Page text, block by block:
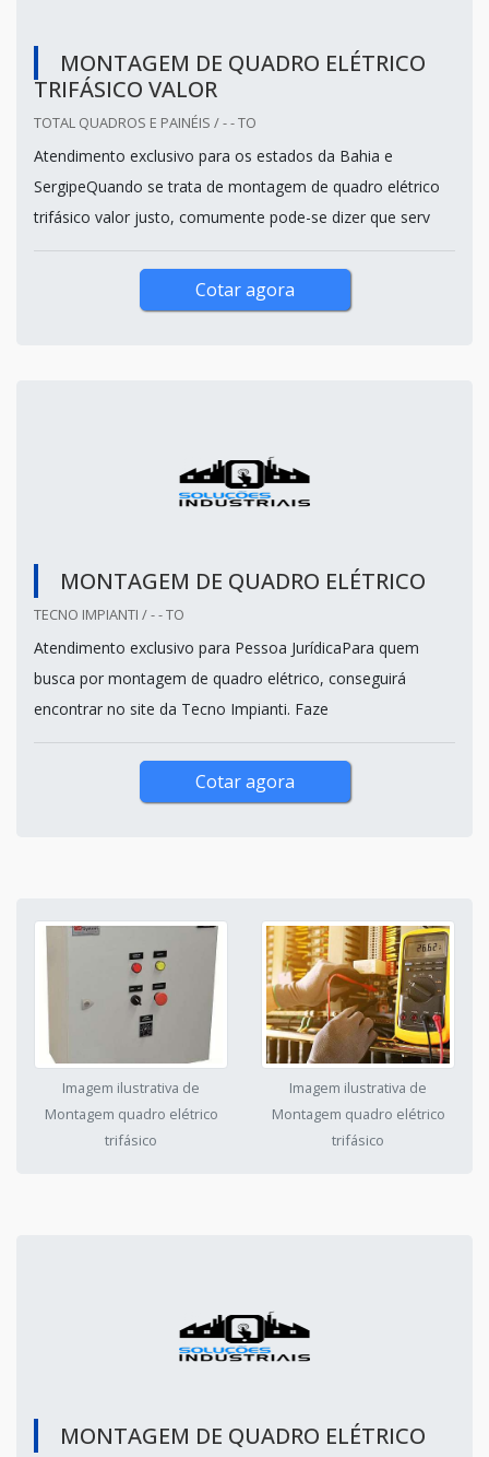
MONTAGEM DE QUADRO ELÉTRICO
TRIFÁSICO VALOR
TOTAL QUADROS E PAINÉIS / - - TO
Atendimento exclusivo para os estados da Bahia e
SergipeQuando se trata de montagem de quadro elétrico
trifásico valor justo, comumente pode-se dizer que serv
Cotar agora
MONTAGEM DE QUADRO ELÉTRICO
TECNO IMPIANTI / - - TO
Atendimento exclusivo para Pessoa JurídicaPara quem
busca por montagem de quadro elétrico, conseguirá
encontrar no site da Tecno Impianti. Faze
Cotar agora
Imagem ilustrativa de
Montagem quadro elétrico
trifásico
Imagem ilustrativa de
Montagem quadro elétrico
trifásico
MONTAGEM DE QUADRO ELÉTRICO